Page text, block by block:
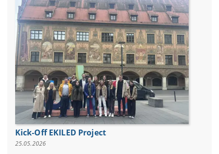
Kick-Off EKILED Project
25.05.2026